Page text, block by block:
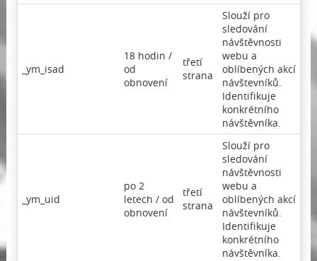
_ym_isad
18 hodin /
od
obnovení
třetí
strana
Slouží pro
sledování
návštěvnosti
webu a
oblíbených akcí
návštevníků.
Identifikuje
konkrétního
návštěvníka.
_ym_uid
po 2
letech / od
obnovení
třetí
strana
Slouží pro
sledování
návštěvnosti
webu a
oblíbených akcí
návštevníků.
Identifikuje
konkrétního
návštěvníka.